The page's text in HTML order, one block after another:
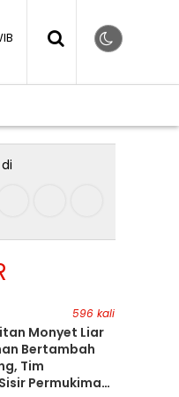
596 kali
Monyet Liar
Bertambah
Tim
Permukiman